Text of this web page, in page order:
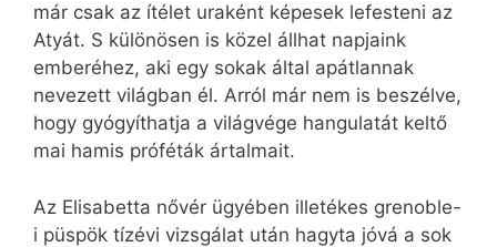
már csak az ítélet uraként képesek lefesteni az
Atyát. S különösen is közel állhat napjaink
emberéhez, aki egy sokak által apátlannak
nevezett világban él. Arról már nem is beszélve,
hogy gyógyíthatja a világvége hangulatát keltő
mai hamis próféták ártalmait.
Az Elisabetta nővér ügyében illetékes grenoble-
i püspök tízévi vizsgálat után hagyta jóvá a sok